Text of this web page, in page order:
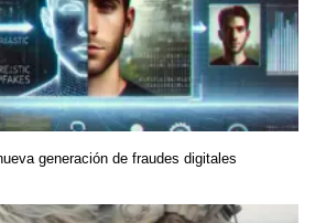
generación de fraudes digitales